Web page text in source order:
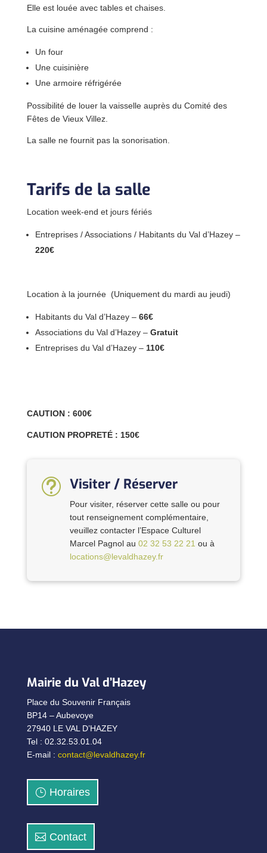
Elle est louée avec tables et chaises.
La cuisine aménagée comprend :
Un four
Une cuisinière
Une armoire réfrigérée
Possibilité de louer la vaisselle auprès du Comité des
Fêtes de Vieux Villez.
La salle ne fournit pas la sonorisation.
Tarifs de la salle
Location week-end et jours fériés
Entreprises / Associations / Habitants du Val d’Hazey –
220€
Location à la journée (Uniquement du mardi au jeudi)
Habitants du Val d’Hazey – 66€
Associations du Val d’Hazey – Gratuit
Entreprises du Val d’Hazey – 110€
CAUTION : 600€
CAUTION PROPRETÉ : 150€
t Visiter / Réserver
Pour visiter, réserver cette salle ou pour
tout renseignement complémentaire,
veuillez contacter l’Espace Culturel
Marcel Pagnol au 02 32 53 22 21 ou à
locations@levaldhazey.fr
Mairie du Val d’Hazey
Place du Souvenir Français
BP14 – Aubevoye
27940 LE VAL D’HAZEY
Tel : 02.32.53.01.04
E-mail : contact@levaldhazey.fr
Horaires
Contact